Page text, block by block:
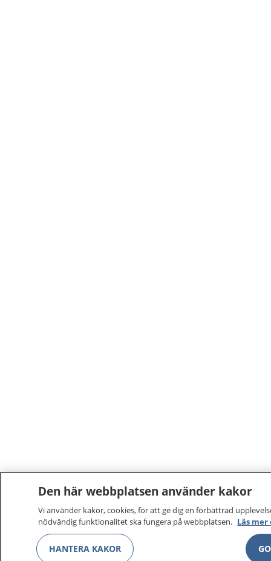
Den här webbplatsen använder kakor
Vi använder kakor, cookies, för att ge dig en förbättrad
nödvändig funktionalitet ska fungera på webbplatsen. Läs
HANTERA KAKOR